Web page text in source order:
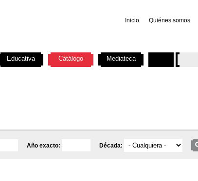
Inicio Quiénes somos
Año exacto: Década:
Educativa Catálogo Mediateca